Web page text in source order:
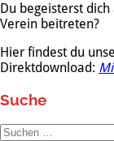
Du begeisterst
Verein beitreten?
Hier findest du
Direktdownload:
Suche
Suchen